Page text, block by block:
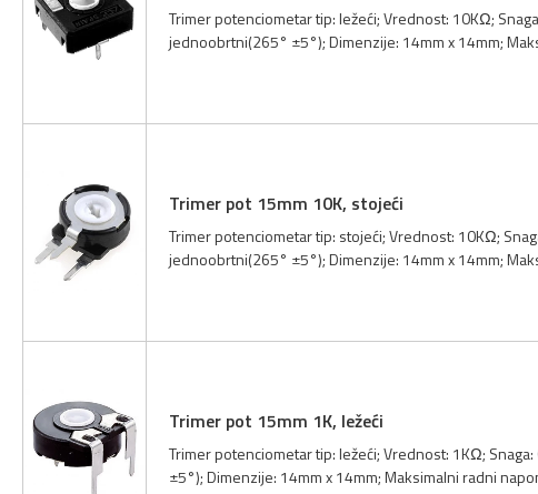
Trimer potenciometar tip: ležeći; Vrednost: 10KΩ;
jednoobrtni(265° ±5°); Dimenzije: 14mm x 14mm;
Trimer pot 15mm 10K, stojeći
Trimer potenciometar tip: stojeći; Vrednost: 10KΩ;
jednoobrtni(265° ±5°); Dimenzije: 14mm x 14mm;
Trimer pot 15mm 1K, ležeći
Trimer potenciometar tip: ležeći; Vrednost: 1KΩ;
±5°); Dimenzije: 14mm x 14mm; Maksimalni radni